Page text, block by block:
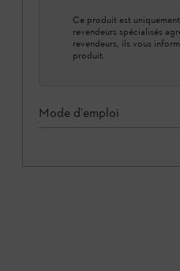
Ce produit est
revendeurs spécialisés
revendeurs, ils vous
produit.
Mode d'emploi